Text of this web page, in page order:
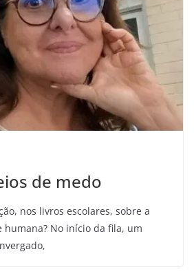
de medo
nos livros escolares, sobre a
humana? No início da fila, um